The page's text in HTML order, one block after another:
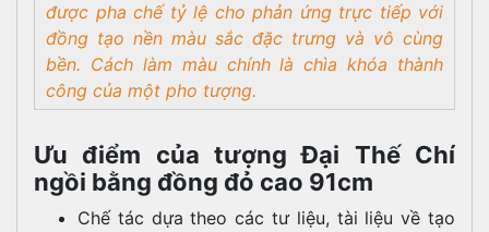
được pha chế tỷ lệ cho phản ứng trực tiếp với
đồng tạo nền màu sắc đặc trưng và vô cùng
bền. Cách làm màu chính là chìa khóa thành
công của một pho tượng.
Ưu điểm của tượng Đại Thế Chí
ngồi bằng đồng đỏ cao 91cm
Chế tác dựa theo các tư liệu, tài liệu về tạo